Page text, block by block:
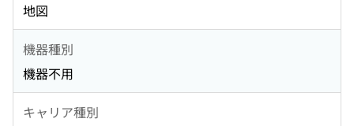
地図
機器種別
機器不用
キャリア種別